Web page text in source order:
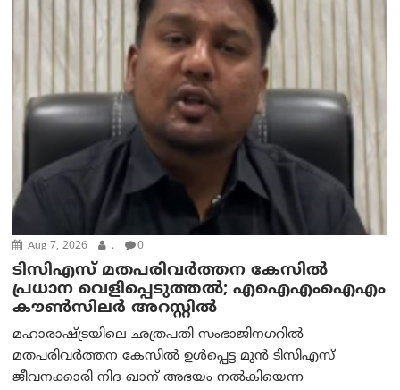
Aug 7, 2026 . 0
ടിസിഎസ് മതപരിവർത്തന കേസിൽ
പ്രധാന വെളിപ്പെടുത്തൽ; എഐഎംഐഎം
കൗൺസിലർ അറസ്റ്റിൽ
മഹാരാഷ്ട്രയിലെ ഛത്രപതി സംഭാജിനഗറിൽ
മതപരിവർത്തന കേസിൽ ഉൾപ്പെട്ട മുൻ ടിസിഎസ്
ജീവനക്കാരി നിദ ഖാന് അഭയം നൽകിയെന്ന